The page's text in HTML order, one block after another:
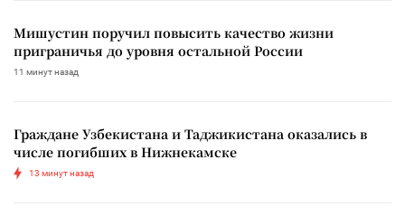
Мишустин поручил повысить качество жизни
приграничья до уровня остальной России
11 минут назад
Граждане Узбекистана и Таджикистана оказались в
числе погибших в Нижнекамске
13 минут назад